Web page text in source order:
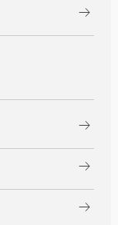
arrow_right_alt
arrow_right_alt
arrow_right_alt
arrow_right_alt